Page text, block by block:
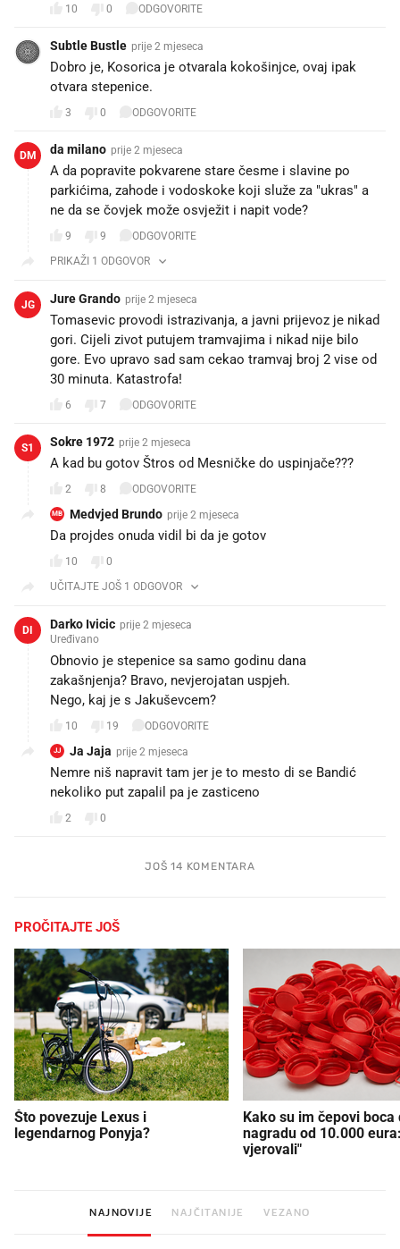
10 0 ODGOVORITE
Subtle Bustle prije 2 mjeseca
Dobro je, Kosorica je otvarala kokošinjce, ovaj ipak
otvara stepenice.
3 0 ODGOVORITE
DM da milano prije 2 mjeseca
A da popravite pokvarene stare česme i slavine po
parkićima, zahode i vodoskoke koji služe za "ukras" a
ne da se čovjek može osvježit i napit vode?
9 9
ODGOVORITE
PRIKAŽI 1 ODGOVOR
JG Jure Grando prije 2 mjeseca
Tomasevic provodi istrazivanja, a javni prijevoz je nikad
gori. Cijeli zivot putujem tramvajima i nikad nije bilo
gore. Evo upravo sad sam cekao tramvaj broj 2 vise od
30 minuta. Katastrofa!
6 7 ODGOVORITE
S1 Sokre 1972 prije 2 mjeseca
A kad bu gotov Štros od Mesničke do uspinjače???
2 8 ODGOVORITE
MB Medvjed Brundo prije 2 mjeseca
Da projdes onuda vidil bi da je gotov
10
0
UČITAJTE JOŠ 1 ODGOVOR
DI Darko Ivicic prije 2 mjeseca
Uređivano
Obnovio je stepenice sa samo godinu dana
zakašnjenja? Bravo, nevjerojatan uspjeh.
Nego, kaj je s Jakuševcem?
10 19 ODGOVORITE
JJ Ja Jaja prije 2 mjeseca
Nemre niš napravit tam jer je to mesto di se Bandić
nekoliko put zapalil pa je zasticeno
2 0
JOŠ 14 KOMENTARA
PROČITAJTE JOŠ
Što povezuje Lexus i
legendarnog Ponyja?
Kako su im čepovi boca
nagradu od 10.000
vjerovali"
NAJNOVIJE NAJČITANIJE VEZANO